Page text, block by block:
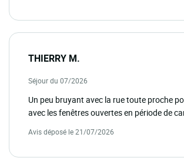
THIERRY M.
Séjour du 07/2026
Un peu bruyant avec la rue toute proche
avec les fenêtres ouvertes en période de
Avis déposé le 21/07/2026